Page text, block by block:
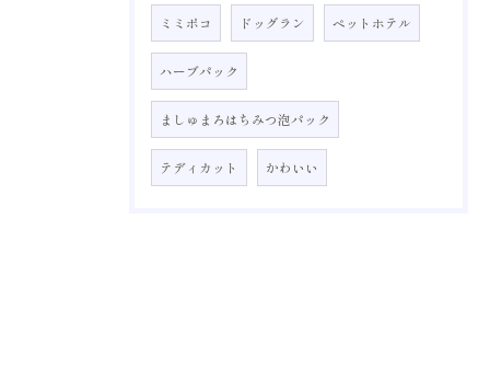
ミミポコ ドッグラン ペットホテル
ハーブパック
ましゅまろはちみつ泡パック
テディカット かわいい